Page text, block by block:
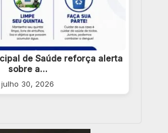
de Saúde reforça alerta
sobre a…
julho 30, 2026